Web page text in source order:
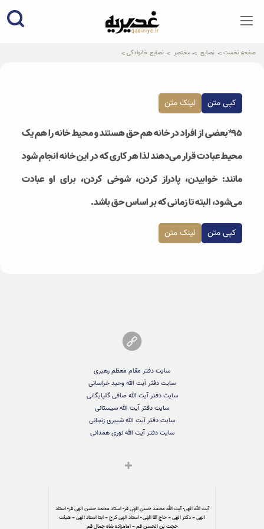
qadiriye.ir
نشریه ی غدیریه-بیانات استاد
صفحه نخست نصایح مختصر نصایح خانوادگی
کپی متن لینک متن
۹۵*بعضی از افراد در خانه هم حق هستند و محیط خانه را هم یک
محیط عبادت قرار می‌دهند لذا هر کاری که در این خانه انجام شود
مانند: خوابیدن، پادراز کردن، شوخی کردن، برای او عبادت
می‌شود، البته تا زمانی که بر اساس حق باشد.
کپی متن لینک متن
سایت دفتر مقام معظم رهبری
سایت دفتر آیت الله وحید خراسانی
سایت دفتر آیت الله صافی گلپایگانی
سایت دفتر آیت الله سیستانی
سایت دفتر آیت الله شبیری زنجانی
سایت دفتر آیت الله نوری همدانی
آیت الله الهی- آیت الله محمد حسن الهی فر- استاد محمد حسن الهی فر- استاد
الهی – دکتر الهی – حاج آقا الهی - استاد الهی کرج – ایتا استاد الهی – هیئت
حجت بن الحسن قم – امامزاده شاه جمال قم